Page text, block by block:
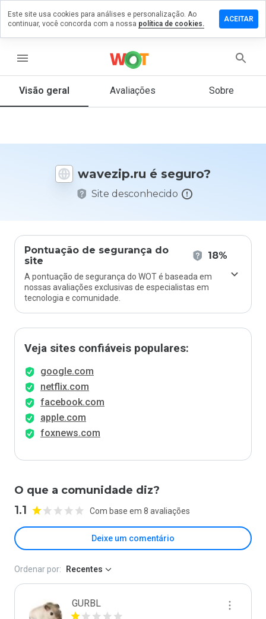
menu
Visão geral Avaliações Sobre
wavezip.ru é seguro?
Site desconhecido
Pontuação de segurança do
site
18%
A pontuação de segurança do WOT é baseada em
nossas avaliações exclusivas de especialistas em
tecnologia e comunidade.
Veja sites confiáveis populares:
google.com
netflix.com
facebook.com
apple.com
foxnews.com
O que a comunidade diz?
1.1 Com base em 8 avaliações
Deixe um comentário
um
que
Ordenar por: Recentes
GURBL
Este site usa cookies para análises e personalização. Ao
continuar, você concorda com a nossa política de cookies.
ACEITAR